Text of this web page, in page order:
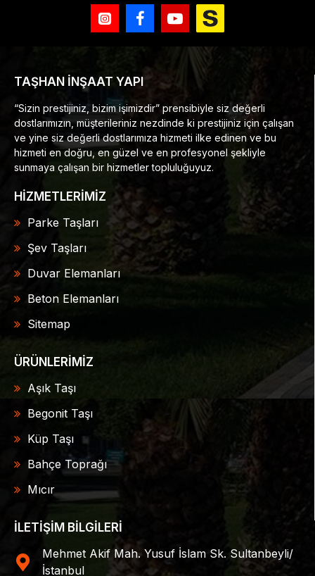
TAŞHAN İNŞAAT YAPI
“Sizin prestijiniz, bizim işimizdir” prensibiyle siz değerli
dostlarımızın, müşterileriniz nezdinde ki prestijiniz için çalışan
ve yine siz değerli dostlarımıza hizmeti ilke edinen ve bu
hizmeti en doğru, en güzel ve en profesyonel şekliyle
sunmaya çalışan bir hizmetler topluluğuyuz.
HİZMETLERİMİZ
Parke Taşları
Şev Taşları
Duvar Elemanları
Beton Elemanları
Sitemap
ÜRÜNLERİMİZ
Aşık Taşı
Begonit Taşı
Küp Taşı
Bahçe Toprağı
Mıcır
İLETİŞİM BİLGİLERİ
Mehmet Akif Mah. Yusuf İslam Sk. Sultanbeyli/
İstanbul